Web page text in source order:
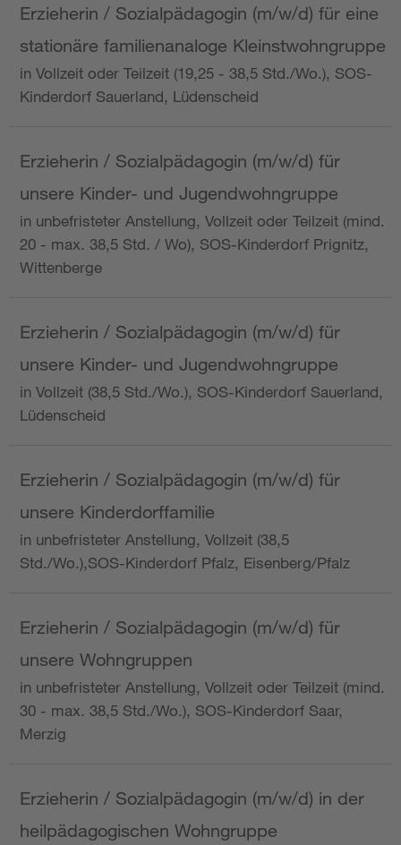
Erzieherin / Sozialpädagogin (m/w/d) für eine
stationäre familienanaloge Kleinstwohngruppe
in Vollzeit oder Teilzeit (19,25 - 38,5 Std./Wo.), SOS-
Kinderdorf Sauerland, Lüdenscheid
Erzieherin / Sozialpädagogin (m/w/d) für
unsere Kinder- und Jugendwohngruppe
in unbefristeter Anstellung, Vollzeit oder Teilzeit (mind.
20 - max. 38,5 Std. / Wo), SOS-Kinderdorf Prignitz,
Wittenberge
Erzieherin / Sozialpädagogin (m/w/d) für
unsere Kinder- und Jugendwohngruppe
in Vollzeit (38,5 Std./Wo.), SOS-Kinderdorf Sauerland,
Lüdenscheid
Erzieherin / Sozialpädagogin (m/w/d) für
unsere Kinderdorffamilie
in unbefristeter Anstellung, Vollzeit (38,5
Std./Wo.),SOS-Kinderdorf Pfalz, Eisenberg/Pfalz
Erzieherin / Sozialpädagogin (m/w/d) für
unsere Wohngruppen
in unbefristeter Anstellung, Vollzeit oder Teilzeit (mind.
30 - max. 38,5 Std./Wo.), SOS-Kinderdorf Saar,
Merzig
Erzieherin / Sozialpädagogin (m/w/d) in der
heilpädagogischen Wohngruppe